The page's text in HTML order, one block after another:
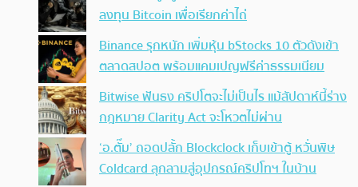
ลงทุน Bitcoin เพื่อเรียกค่าไถ่
Binance รุกหนัก เพิ่มหุ้น bStocks 10 ตัวดังเข้า
ตลาดสปอต พร้อมแคมเปญฟรีค่าธรรมเนียม
Bitwise ฟันธง คริปโตจะไม่เป็นไร แม้สัปดาห์นี้ร่าง
กฎหมาย Clarity Act จะโหวตไม่ผ่าน
‘อ.ตั๊ม’ ถอดปลั้ก Blockclock เก็บเข้าตู้ หวั่นพิษ
Coldcard ลุกลามสู่อุปกรณ์คริปโทฯ ในบ้าน